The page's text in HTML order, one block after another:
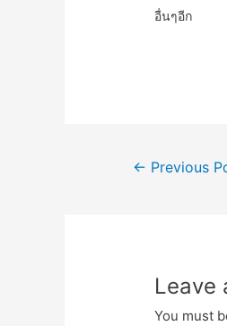
อื่นๆอีก
Post
← Previous
Leave
You must